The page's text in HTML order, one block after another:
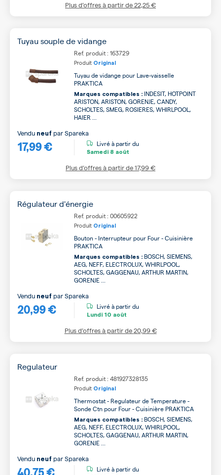
Plus d’offres à partir de22,25 €
Tuyau souple de vidange
Ref. produit : 163729
Produit Original
Tuyau de vidange pour Lave-vaisselle
PRAKTICA
Marques compatibles : INDESIT, HOTPOINT
ARISTON, ARISTON, GORENJE, CANDY,
SCHOLTES, SMEG, ROSIERES, WHIRLPOOL,
HAIER ...
17,99 €
Vendu neuf parSpareka
Livré à partir du
Samedi 8 août
Plus d’offres à partir de17,99 €
Régulateur d'énergie
Ref. produit : 00605922
Produit Original
Bouton - Interrupteur pour Four - Cuisinière
PRAKTICA
Marques compatibles : BOSCH, SIEMENS,
AEG, NEFF, ELECTROLUX, WHIRLPOOL,
SCHOLTES, GAGGENAU, ARTHUR MARTIN,
GORENJE ...
20,99 €
Vendu neuf parSpareka
Livré à partir du
Lundi 10 août
Plus d’offres à partir de20,99 €
Regulateur
Ref. produit : 481927328135
Produit Original
Thermostat - Regulateur de Temperature -
Sonde Ctn pour Four - Cuisinière PRAKTICA
Marques compatibles : BOSCH, SIEMENS,
AEG, NEFF, ELECTROLUX, WHIRLPOOL,
SCHOLTES, GAGGENAU, ARTHUR MARTIN,
GORENJE ...
40,75 €
Vendu neuf parSpareka
Livré à partir du